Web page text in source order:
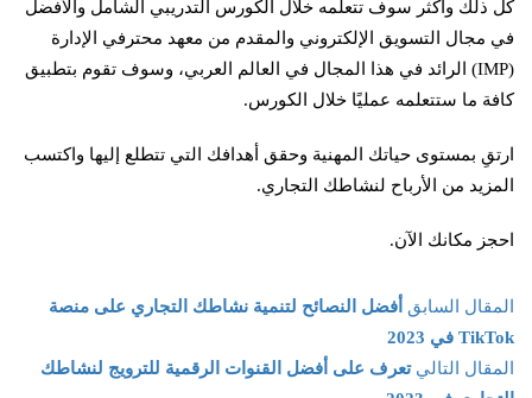
كل ذلك وأكثر سوف تتعلمه خلال الكورس التدريبي الشامل والأفضل
في مجال التسويق الإلكتروني والمقدم من معهد محترفي الإدارة
(IMP) الرائد في هذا المجال في العالم العربي، وسوف تقوم بتطبيق
كافة ما ستتعلمه عمليًا خلال الكورس.
ارتقِ بمستوى حياتك المهنية وحقق أهدافك التي تتطلع إليها واكتسب
المزيد من الأرباح لنشاطك التجاري.
احجز مكانك الآن.
المقال السابق أفضل النصائح لتنمية نشاطك التجاري على منصة
TikTok في 2023
المقال التاليتعرف على أفضل القنوات الرقمية للترويج لنشاطك